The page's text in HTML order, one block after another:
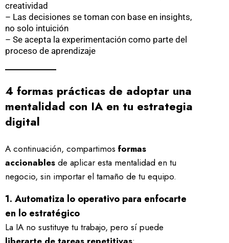
creatividad
– Las decisiones se toman con base en insights,
no solo intuición
– Se acepta la experimentación como parte del
proceso de aprendizaje
4 formas prácticas de adoptar una
mentalidad con IA en tu estrategia
digital
A continuación, compartimos formas
accionables de aplicar esta mentalidad en tu
negocio, sin importar el tamaño de tu equipo.
1. Automatiza lo operativo para enfocarte
en lo estratégico
La IA no sustituye tu trabajo, pero sí puede